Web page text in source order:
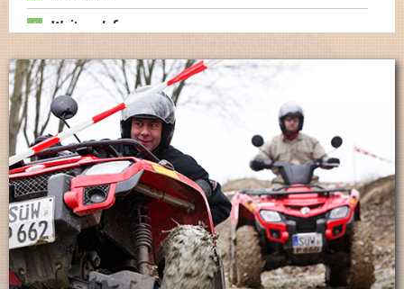
Weitere Infos
OFF-ROAD-CAMP DRESDEN – OFF-
ROAD-EXPERIENCE IM LAUSITZER
SEENLAND.